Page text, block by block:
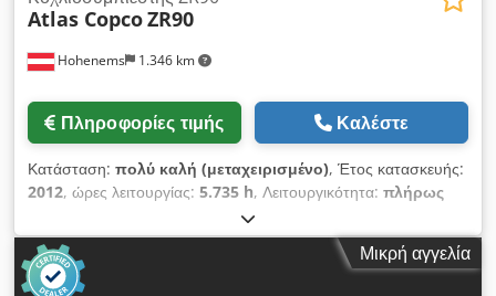
Hohenems 1.346 km
Atlas CopcoZR90
Πληροφορίες τιμής Καλέστε
Κατάσταση: πολύ καλή (μεταχειρισμένο), Έτος κατασκευής:
2012, ώρες λειτουργίας: 5.735 h, Λειτουργικότητα: πλήρως
, Συμπιεστής βιδωτός, χωρίς χρήση λαδιού, της
Atlas Copco, μοντέλο ZR90. Codozqvvaopfx Af Djrf Ισχύς: 90
kW Πίεση: 7,50 bar Παραγωγή: 14 m3/min Έτος κατασκευής:
2012 Ώρες λειτουργίας: 5735
Μικρή αγγελία